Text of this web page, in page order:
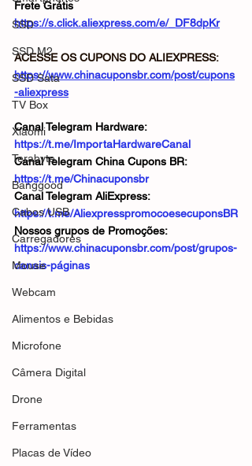
SSD
SSD M2
SSD Sata
TV Box
Xiaomi
Terabyte
Banggood
Cabos USB
Carregadores
Mouse
Webcam
Alimentos e Bebidas
Microfone
Câmera Digital
Drone
Ferramentas
Placas de Vídeo
Frete Grátis
https://s.click.aliexpress.com/e/_DF8dpKr
ACESSE OS CUPONS DO ALIEXPRESS:
https://www.chinacuponsbr.com/post/cupons
-aliexpress
Canal Telegram Hardware:
https://t.me/ImportaHardwareCanal
Canal Telegram China Cupons BR:
https://t.me/Chinacuponsbr
Canal Telegram AliExpress:
https://t.me/AliexpresspromocoesecuponsBR
Nossos grupos de Promoções:
https://www.chinacuponsbr.com/post/grupos-
canais-páginas